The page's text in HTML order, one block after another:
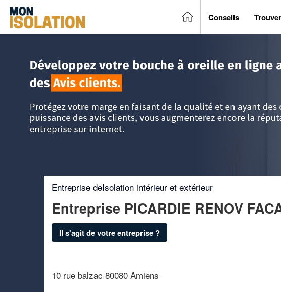
Conseils
Entreprise deIsolation intérieur et extérieur
Entreprise PICARDIE RENOV
Il s'agit de votre entreprise ?
10 rue balzac 80080 Amiens